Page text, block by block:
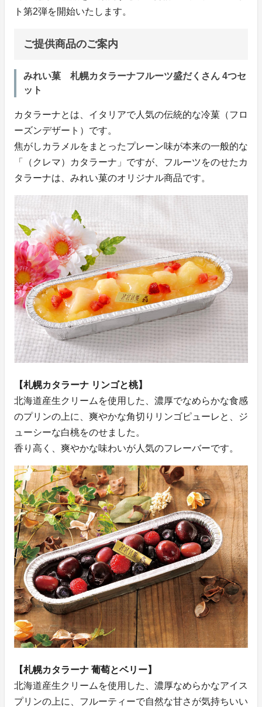
ト第2弾を開始いたします。
ご提供商品のご案内
みれい菓 札幌カタラーナフルーツ盛だくさん 4つセ
ット
カタラーナとは、イタリアで人気の伝統的な冷菓（フロ
ーズンデザート）です。
焦がしカラメルをまとったプレーン味が本来の一般的な
「（クレマ）カタラーナ」ですが、フルーツをのせたカ
タラーナは、みれい菓のオリジナル商品です。
【札幌カタラーナ リンゴと桃】
北海道産生クリームを使用した、濃厚でなめらかな食感
のプリンの上に、爽やかな角切りリンゴピューレと、ジ
ューシーな白桃をのせました。
香り高く、爽やかな味わいが人気のフレーバーです。
【札幌カタラーナ 葡萄とベリー】
北海道産生クリームを使用した、濃厚なめらかなアイス
プリンの上に、フルーティーで自然な甘さが気持ちいい